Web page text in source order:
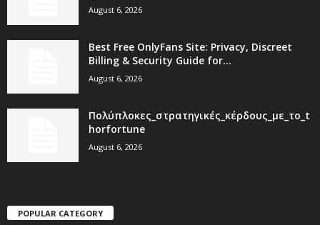
August 6, 2026
Best Free OnlyFans Site: Privacy, Discreet
Billing & Security Guide for...
August 6, 2026
Πολύπλοκες_στρατηγικές_κέρδους_με_το_t
horfortune
August 6, 2026
POPULAR CATEGORY